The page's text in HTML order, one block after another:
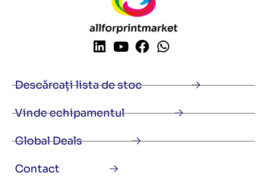
Descărcați lista de stoc
Vinde echipamentul
Global Deals
Contact